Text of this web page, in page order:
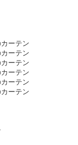
ーテン
ーテン
ーテン
ーテン
ーテン
ーテン